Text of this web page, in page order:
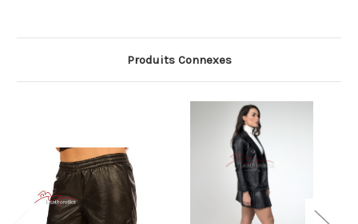
Produits Connexes